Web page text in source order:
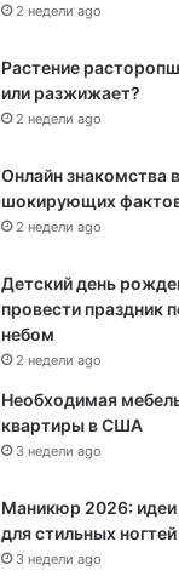
2 недели ago
Растение
или разжижает?
2 недели ago
Онлайн знакомства
шокирующих
2 недели ago
Детский день
провести праздник
небом
2 недели ago
Необходимая
квартиры в США
3 недели ago
Маникюр 2026:
для стильных ногтей
3 недели ago